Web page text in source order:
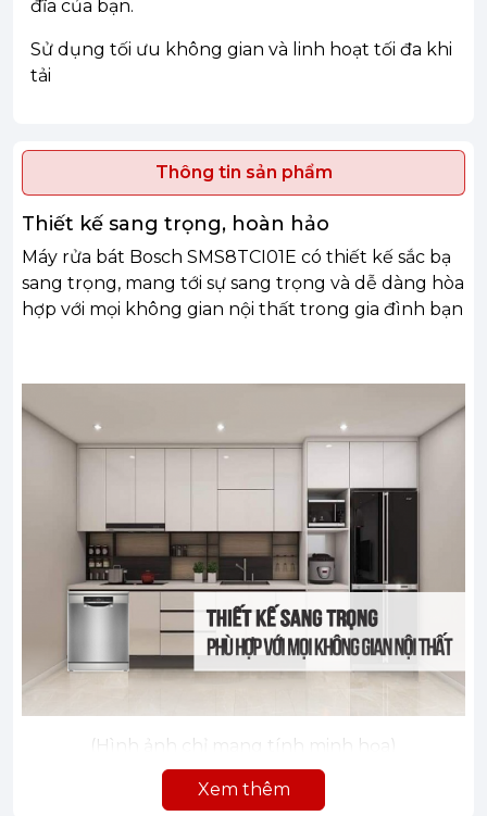
đĩa của bạn.
Sử dụng tối ưu không gian và linh hoạt tối đa khi
tải
Thông tin sản phẩm
Thiết kế sang trọng, hoàn hảo
Máy rửa bát Bosch SMS8TCI01E có thiết kế sắc bạ
sang trọng, mang tới sự sang trọng và dễ dàng hòa
hợp với mọi không gian nội thất trong gia đình bạn
(Hình ảnh chỉ mang tính minh họa)
Sấy khô hoàn hảo, tiêu thụ điện năng thấp
Xem thêm